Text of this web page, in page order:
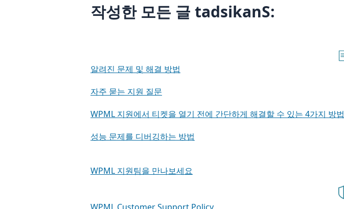
작성한 모든 글 tadsikanS:
알려진 문제 및 해결 방법
자주 묻는 지원 질문
WPML 지원에서 티켓을 열기 전에 간단하게 해결할 수 있는 4가지 방법
성능 문제를 디버깅하는 방법
WPML 지원팀을 만나보세요